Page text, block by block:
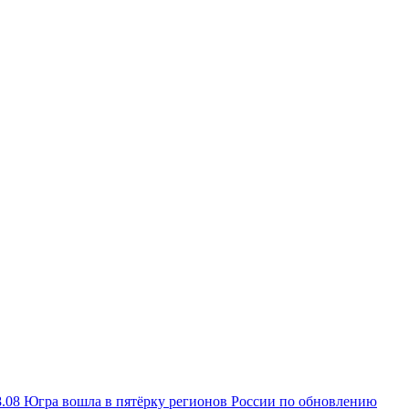
Югра вошла в пятёрку регионов России по обновлению